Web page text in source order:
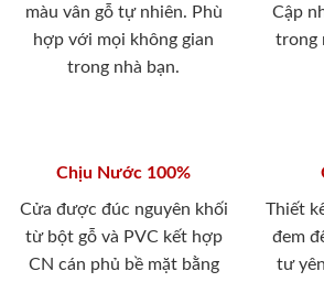
Chúng tôi sẽ gọi lại tư vấn & hỗ trợ nhanh
Tổng đài tư vấn:
màu vân gỗ tự nhiên. Phù
hợp với mọi không gian
trong nhà bạn.
Cập
trong
Chịu Nước 100%
Cửa được đúc nguyên khối
từ bột gỗ và PVC kết hợp
CN cán phủ bề mặt bằng
Thiết
đem
tư